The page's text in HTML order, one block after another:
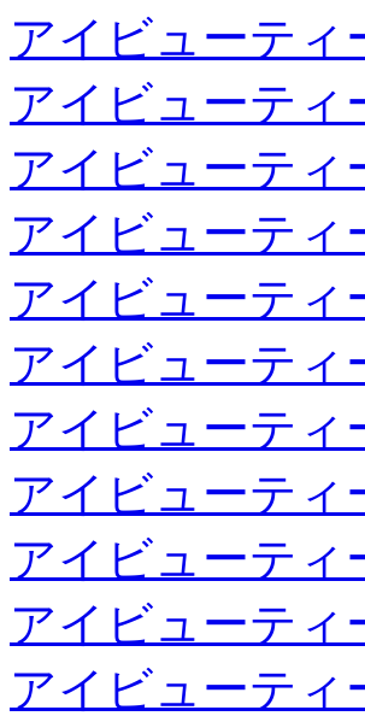
アイビューティ
アイビューティ
アイビューティ
アイビューティ
アイビューティ
アイビューティ
アイビューティ
アイビューティ
アイビューティ
アイビューティ
アイビューティ